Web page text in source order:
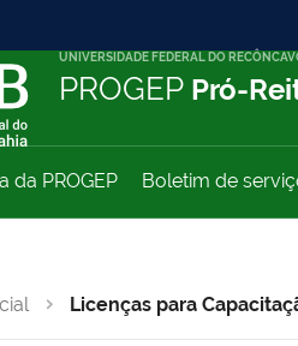
UNIVERSIDADE FEDERAL DO
PROGEP Pró-
da PROGEP Boletim de
Licenças para